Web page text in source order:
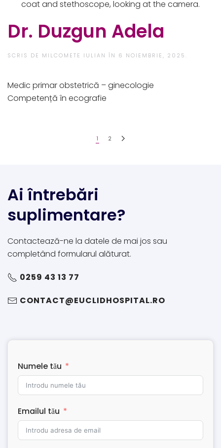
Dr. Duzgun Adela
SCRIS DE MILCOMETE IULIAN ÎN 6 NOIEMBRIE, 2025
Medic primar obstetrică – ginecologie​
Competență în ecografie
1 2
Ai întrebări
suplimentare?
Contactează-ne la datele de mai jos sau
completând formularul alăturat.
0259 43 13 77
CONTACT@EUCLIDHOSPITAL.RO
Numele tău
Emailul tău